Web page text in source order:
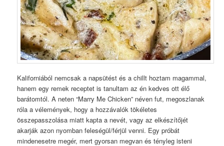
Kaliforniából nemcsak a napsütést és a chillt hoztam magammal,
hanem egy remek receptet is tanultam az én kedves ott élő
barátomtól. A neten “Marry Me Chicken” néven fut, megoszlanak
róla a vélemények, hogy a hozzávalók tökéletes
összepasszolása miatt kapta a nevét, vagy az elkészítőjét
akarják azon nyomban feleségül/férjül venni. Egy próbát
mindenesetre megér, mert gyorsan megvan és tényleg isteni